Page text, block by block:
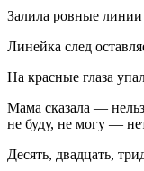
Залила ровные линии
Линейка след
На красные глаза
Мама сказала —
не буду, не могу —
Десять, двадцать,